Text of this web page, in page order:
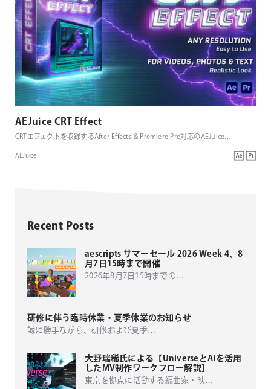
AEJuice CRT Effect
CRTエフェクトを収録するAfter Effects & Premiere Pro対応のAEJuice…
AEJuice
Recent Posts
aescripts サマーセール 2026 Week 4、8
月7日15時まで開催
2026年8月7日15時までの…
研修に伴う臨時休業・夏季休業のお知らせ
誠に勝手ながら、研修および夏季…
大野瑞稀氏による【UniverseとAIを活用
したMV制作ワークフロー解説】
東京を拠点に活動する編曲家・映…